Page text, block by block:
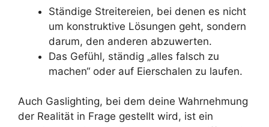
Ständige Streitereien, bei denen es nicht
um konstruktive Lösungen geht, sondern
darum, den anderen abzuwerten.
Das Gefühl, ständig „alles falsch zu
machen“ oder auf Eierschalen zu laufen.
Auch Gaslighting, bei dem deine Wahrnehmung
der Realität in Frage gestellt wird, ist ein